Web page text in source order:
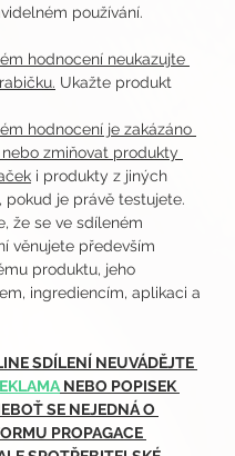
používání.
hodnocení neukazujte
Ukažte produkt
hodnocení je zakázáno
nebo zmiňovat produkty
i produkty z jiných
pokud je právě testujete.
že se ve sdíleném
věnujete především
produktu, jeho
ingrediencím, aplikaci a
SDÍLENÍ NEUVÁDĚJTE
NEBO POPISEK
SE NEJEDNÁ O
PROPAGACE